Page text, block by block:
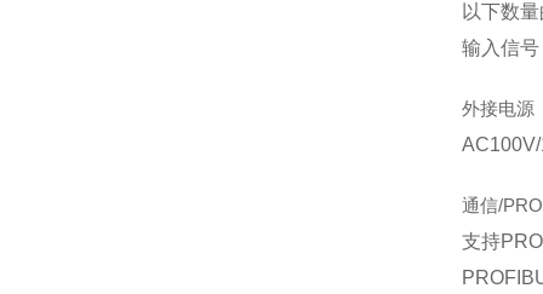
以下数
输入信
外接电源
通信/
支持